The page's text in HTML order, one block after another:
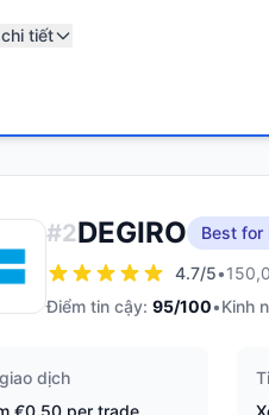
tiết
#2DEGIRO
Best for
4.7/5•
Điểm tin cậy: 95/100•Kinh
dịch
€0.50 per trade